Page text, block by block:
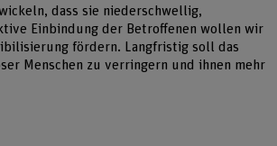
dass sie niederschwellig,
Einbindung der Betroffenen wollen wir
fördern. Langfristig soll das
Menschen zu verringern und ihnen mehr